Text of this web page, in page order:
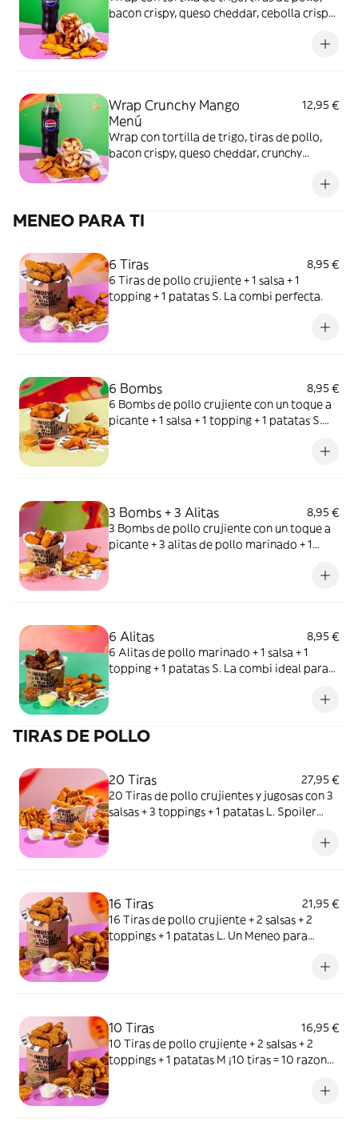
bacon crispy, queso cheddar, cebolla crispy
Wrap Crunchy Mango
Menú
12,95 €
Wrap con tortilla de trigo, tiras de pollo,
bacon crispy, queso cheddar, crunchy
MENEO PARA TI
6 Tiras
8,95 €
6 Tiras de pollo crujiente + 1 salsa + 1
topping + 1 patatas S. La combi perfecta.
6 Bombs
8,95 €
6 Bombs de pollo crujiente con un toque a
picante + 1 salsa + 1 topping + 1 patatas S.
3 Bombs + 3 Alitas
8,95 €
3 Bombs de pollo crujiente con un toque a
picante + 3 alitas de pollo marinado + 1
6 Alitas
8,95 €
6 Alitas de pollo marinado + 1 salsa + 1
topping + 1 patatas S. La combi ideal para
TIRAS DE POLLO
20 Tiras
27,95 €
20 Tiras de pollo crujientes y jugosas con 3
salsas + 3 toppings + 1 patatas L. Spoiler
16 Tiras
21,95 €
16 Tiras de pollo crujiente + 2 salsas + 2
toppings + 1 patatas L. Un Meneo para
10 Tiras
16,95 €
10 Tiras de pollo crujiente + 2 salsas + 2
toppings + 1 patatas M ¡10 tiras = 10 razones